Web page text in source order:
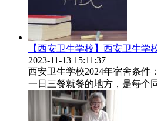
【西安卫生学校】西安卫生学
2023-11-13 15:11:37
西安卫生学校2024年宿舍条件
一日三餐就餐的地方，是每个